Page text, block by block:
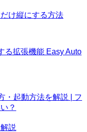
け縦にする方法
る拡張機能 Easy Auto
・起動方法を解説 | フ
？